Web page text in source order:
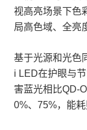
视高亮场景下色
局高色域、全亮
基于光源和光色
i LED在护眼与
害蓝光相比QD-
0%、75%，能耗